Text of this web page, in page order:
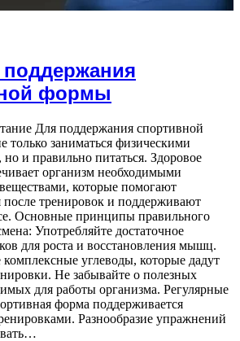
формы
Для поддержания спортивной
заниматься физическими
и правильно питаться. Здоровое
организм необходимыми
которые помогают
после тренировок и поддерживают
Основные принципы правильного
Употребляйте достаточное
для роста и восстановления мышц.
углеводы, которые дадут
Не забывайте о полезных
для работы организма. Регулярные
форма поддерживается
Разнообразие упражнений